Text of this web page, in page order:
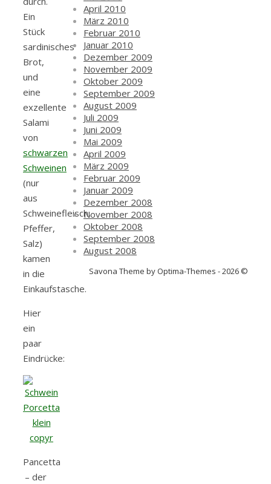
Ein
Stück
sardinisches
Brot,
und
eine
exzellente
Salami
von
schwarzen
Schweinen
(nur
aus
Schweinefleisch,
Pfeffer,
Salz)
kamen
in die
Einkaufstasche.
Hier
ein
paar
Eindrücke:
Pancetta
– der
April 2010
März 2010
Februar 2010
Januar 2010
Dezember 2009
November 2009
Oktober 2009
September 2009
August 2009
Juli 2009
Juni 2009
Mai 2009
April 2009
März 2009
Februar 2009
Januar 2009
Dezember 2008
November 2008
Oktober 2008
September 2008
August 2008
Savona Theme by Optima-Themes - 2026 ©